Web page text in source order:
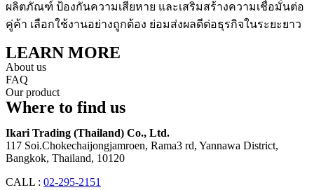
ผลิตภัณฑ์ ป้องกันความเสียหาย และเสริมสร้างความเชื่อมั่นต่อ
คู่ค้า เลือกใช้งานอย่างถูกต้อง ย่อมส่งผลดีต่อธุรกิจในระยะยาว
LEARN MORE
About us
FAQ
Our product
Where to find us
Ikari Trading (Thailand) Co., Ltd.
117 Soi.Chokechaijongjamroen, Rama3 rd, Yannawa District,
Bangkok, Thailand, 10120
CALL : 02-295-2151